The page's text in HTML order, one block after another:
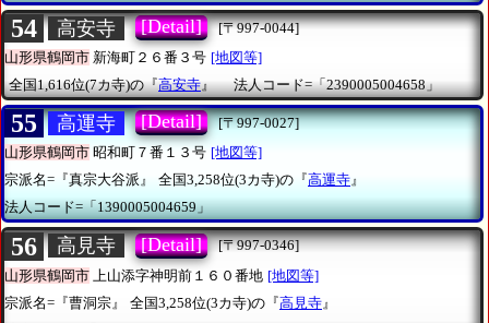
54 高安寺 [Detail]
[〒997-0044]
山形県鶴岡市 新海町２６番３号 [地図等]
全国1,616位(7カ寺)の『高安寺』 法人コード=「2390005004658」
55 高運寺 [Detail]
[〒997-0027]
山形県鶴岡市 昭和町７番１３号 [地図等]
宗派名=『真宗大谷派』
全国3,258位(3カ寺)の『高運寺』
法人コード=「1390005004659」
56 高見寺 [Detail]
[〒997-0346]
山形県鶴岡市 上山添字神明前１６０番地 [地図等]
宗派名=『曹洞宗』
全国3,258位(3カ寺)の『高見寺 』